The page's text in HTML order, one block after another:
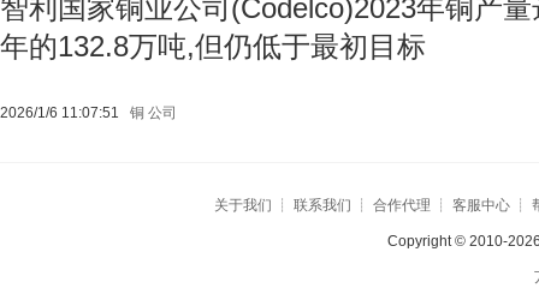
智利国家铜业公司(Codelco)2023年铜产
年的132.8万吨,但仍低于最初目标
2026/1/6 11:07:51 铜 公司
关于我们 ┊联系我们 ┊合作代理 ┊客服中心 ┊
Copyright © 2010-